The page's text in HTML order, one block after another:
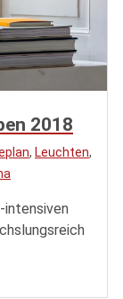
2018
, Leuchten,